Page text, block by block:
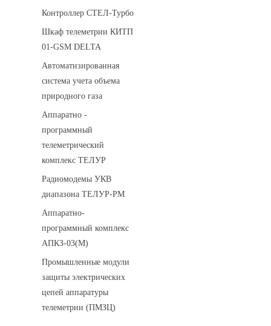
Контроллер СТЕЛ-Турбо
Шкаф телеметрии КИТП
01-GSM DELTA
Автоматизированная
система учета объема
природного газа
Аппаратно -
программный
телеметрический
комплекс ТЕЛУР
Радиомодемы УКВ
диапазона ТЕЛУР-РМ
Аппаратно-
программный комплекс
АПКЗ-03(М)
Промышленные модули
защиты электрических
цепей аппаратуры
телеметрии (ПМЗЦ)